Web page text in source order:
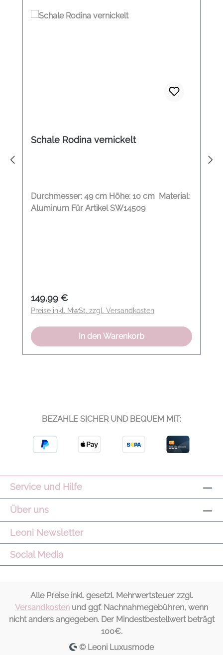
Schale Rodina vernickelt
Durchmesser: 49 cm Höhe: 10 cm Material:
Aluminum Für Artikel SW14509
Regulärer Preis:
149,99 €
Preise inkl. MwSt. zzgl. Versandkosten
In den Warenkorb
BEZAHLE SICHER UND BEQUEM MIT:
Service und Hilfe
Über uns
Leoni Newsletter
Social Media
Alle Preise inkl. gesetzl. Mehrwertsteuer zzgl.
Versandkosten und ggf. Nachnahmegebühren, wenn
nicht anders angegeben. Der Mindestbestellwert beträgt
100€.
© Leoni Luxusmode